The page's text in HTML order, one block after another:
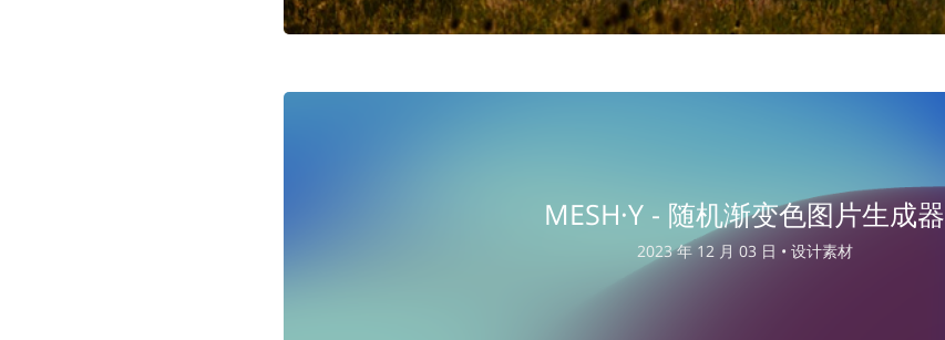
MESH·Y - 随机渐变色图片生成器
2023 年 12 月 03 日 • 设计素材